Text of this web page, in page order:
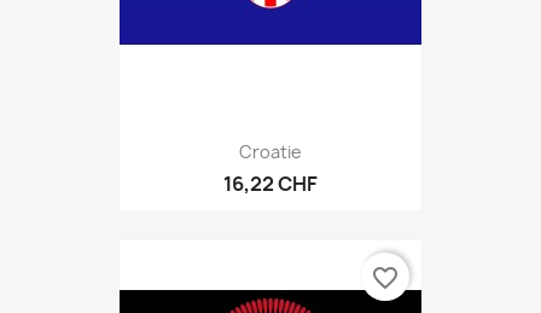
Croatie
16,22 CHF
favorite_border